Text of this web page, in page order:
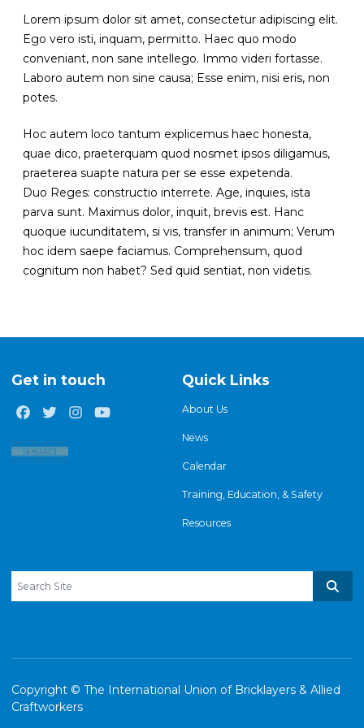
Lorem ipsum dolor sit amet, consectetur adipiscing elit.
Ego vero isti, inquam, permitto. Haec quo modo
conveniant, non sane intellego. Immo videri fortasse.
Laboro autem non sine causa; Esse enim, nisi eris, non
potes.
Hoc autem loco tantum explicemus haec honesta,
quae dico, praeterquam quod nosmet ipsos diligamus,
praeterea suapte natura per se esse expetenda.
Duo Reges: constructio interrete. Age, inquies, ista
parva sunt. Maximus dolor, inquit, brevis est. Hanc
quoque iucunditatem, si vis, transfer in animum; Verum
hoc idem saepe faciamus. Comprehensum, quod
cognitum non habet? Sed quid sentiat, non videtis.
Get in touch
FacebookTwitterInstagram
Quick Links
About Us
News
Calendar
Training, Education, & Safety
Resources
Search site
Copyright © The International Union of Bricklayers & Allied
Craftworkers